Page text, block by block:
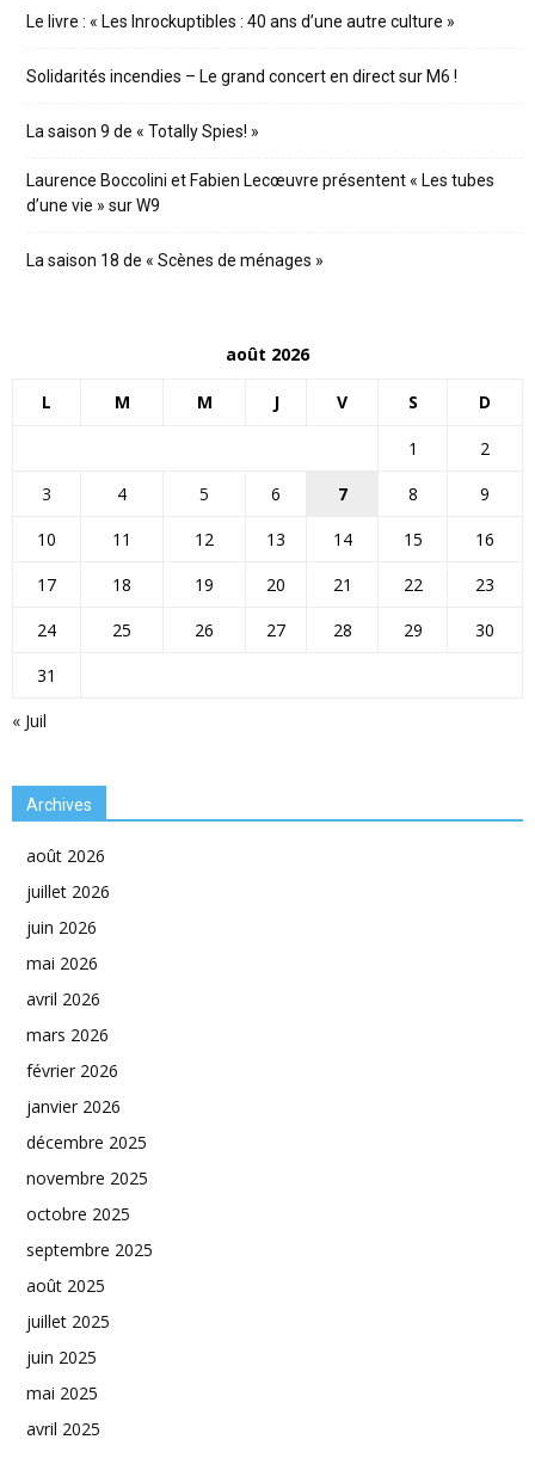
Le livre : « Les Inrockuptibles : 40 ans d’une autre culture »
Solidarités incendies – Le grand concert en direct sur M6 !
La saison 9 de « Totally Spies! »
Laurence Boccolini et Fabien Lecœuvre présentent « Les tubes
d’une vie » sur W9
La saison 18 de « Scènes de ménages »
août 2026
L M M J V S D
« Juil
1
2
3
4 5 6 7 8
9
10
11 12 13 14 15
16
17
18 19 20 21 22
23
24
25 26 27 28 29
30
31
Archives
août 2026
juillet 2026
juin 2026
mai 2026
avril 2026
mars 2026
février 2026
janvier 2026
décembre 2025
novembre 2025
octobre 2025
septembre 2025
août 2025
juillet 2025
juin 2025
mai 2025
avril 2025